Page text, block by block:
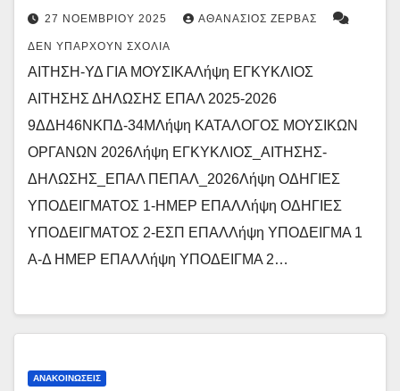
27 ΝΟΕΜΒΡΊΟΥ 2025 ΑΘΑΝΆΣΙΟΣ ΖΈΡΒΑΣ
ΔΕΝ ΥΠΆΡΧΟΥΝ ΣΧΌΛΙΑ
ΑΙΤΗΣΗ-ΥΔ ΓΙΑ ΜΟΥΣΙΚΑΛήψη ΕΓΚΥΚΛΙΟΣ
ΑΙΤΗΣΗΣ ΔΗΛΩΣΗΣ ΕΠΑΛ 2025-2026
9ΔΔΗ46ΝΚΠΔ-34ΜΛήψη ΚΑΤΑΛΟΓΟΣ ΜΟΥΣΙΚΩΝ
ΟΡΓΑΝΩΝ 2026Λήψη ΕΓΚΥΚΛΙΟΣ_ΑΙΤΗΣΗΣ-
ΔΗΛΩΣΗΣ_ΕΠΑΛ ΠΕΠΑΛ_2026Λήψη ΟΔΗΓΙΕΣ
ΥΠΟΔΕΙΓΜΑΤΟΣ 1-ΗΜΕΡ ΕΠΑΛΛήψη ΟΔΗΓΙΕΣ
ΥΠΟΔΕΙΓΜΑΤΟΣ 2-ΕΣΠ ΕΠΑΛΛήψη ΥΠΟΔΕΙΓΜΑ 1
Α-Δ ΗΜΕΡ ΕΠΑΛΛήψη ΥΠΟΔΕΙΓΜΑ 2…
ΑΝΑΚΟΙΝΏΣΕΙΣ